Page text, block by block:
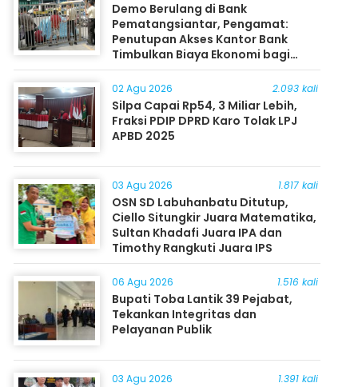
Demo Berulang di Bank
Pematangsiantar, Pengamat:
Penutupan Akses Kantor Bank
Timbulkan Biaya Ekonomi bagi
Masyarakat
02 Agu 2026 2.093 kali
Silpa Capai Rp54, 3 Miliar Lebih,
Fraksi PDIP DPRD Karo Tolak LPJ
APBD 2025
03 Agu 2026 1.817 kali
OSN SD Labuhanbatu Ditutup,
Ciello Situngkir Juara Matematika,
Sultan Khadafi Juara IPA dan
Timothy Rangkuti Juara IPS
06 Agu 2026 1.516 kali
Bupati Toba Lantik 39 Pejabat,
Tekankan Integritas dan
Pelayanan Publik
03 Agu 2026 1.391 kali